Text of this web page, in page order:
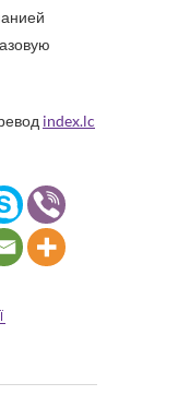
index.lc